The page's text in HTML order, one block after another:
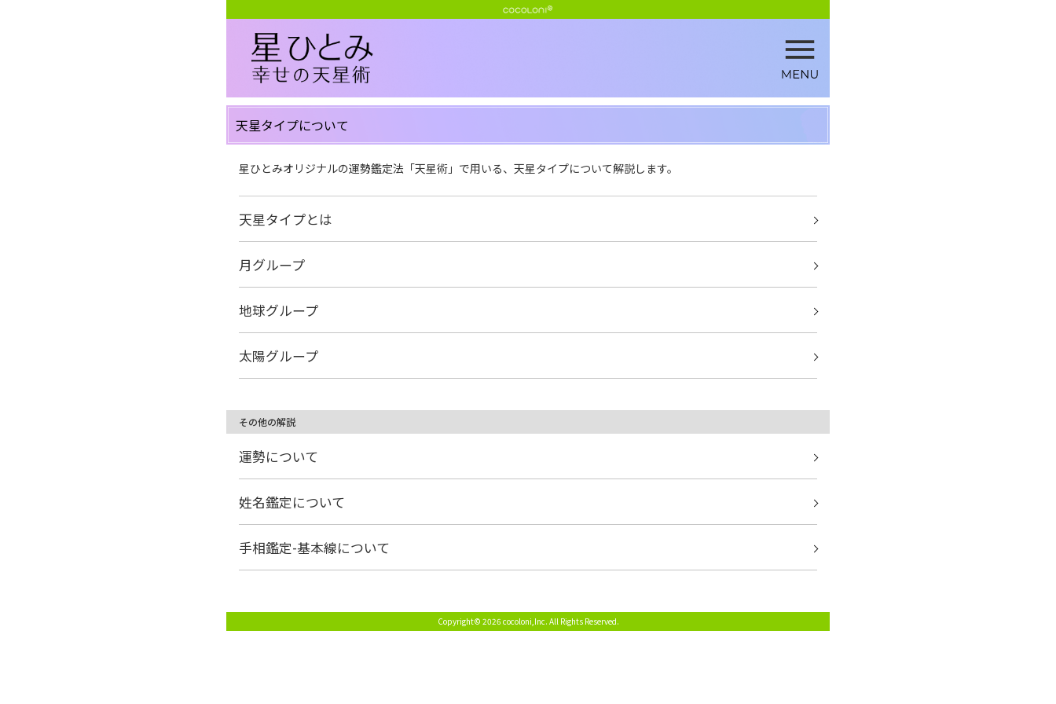
天星タイプについて
星ひとみオリジナルの運勢鑑定法「天星術」で用いる、天星タイプについて解説します。
天星タイプとは
月グループ
地球グループ
太陽グループ
その他の解説
運勢について
姓名鑑定について
手相鑑定-基本線について
Copyright© 2026 cocoloni,Inc. All Rights Reserved.